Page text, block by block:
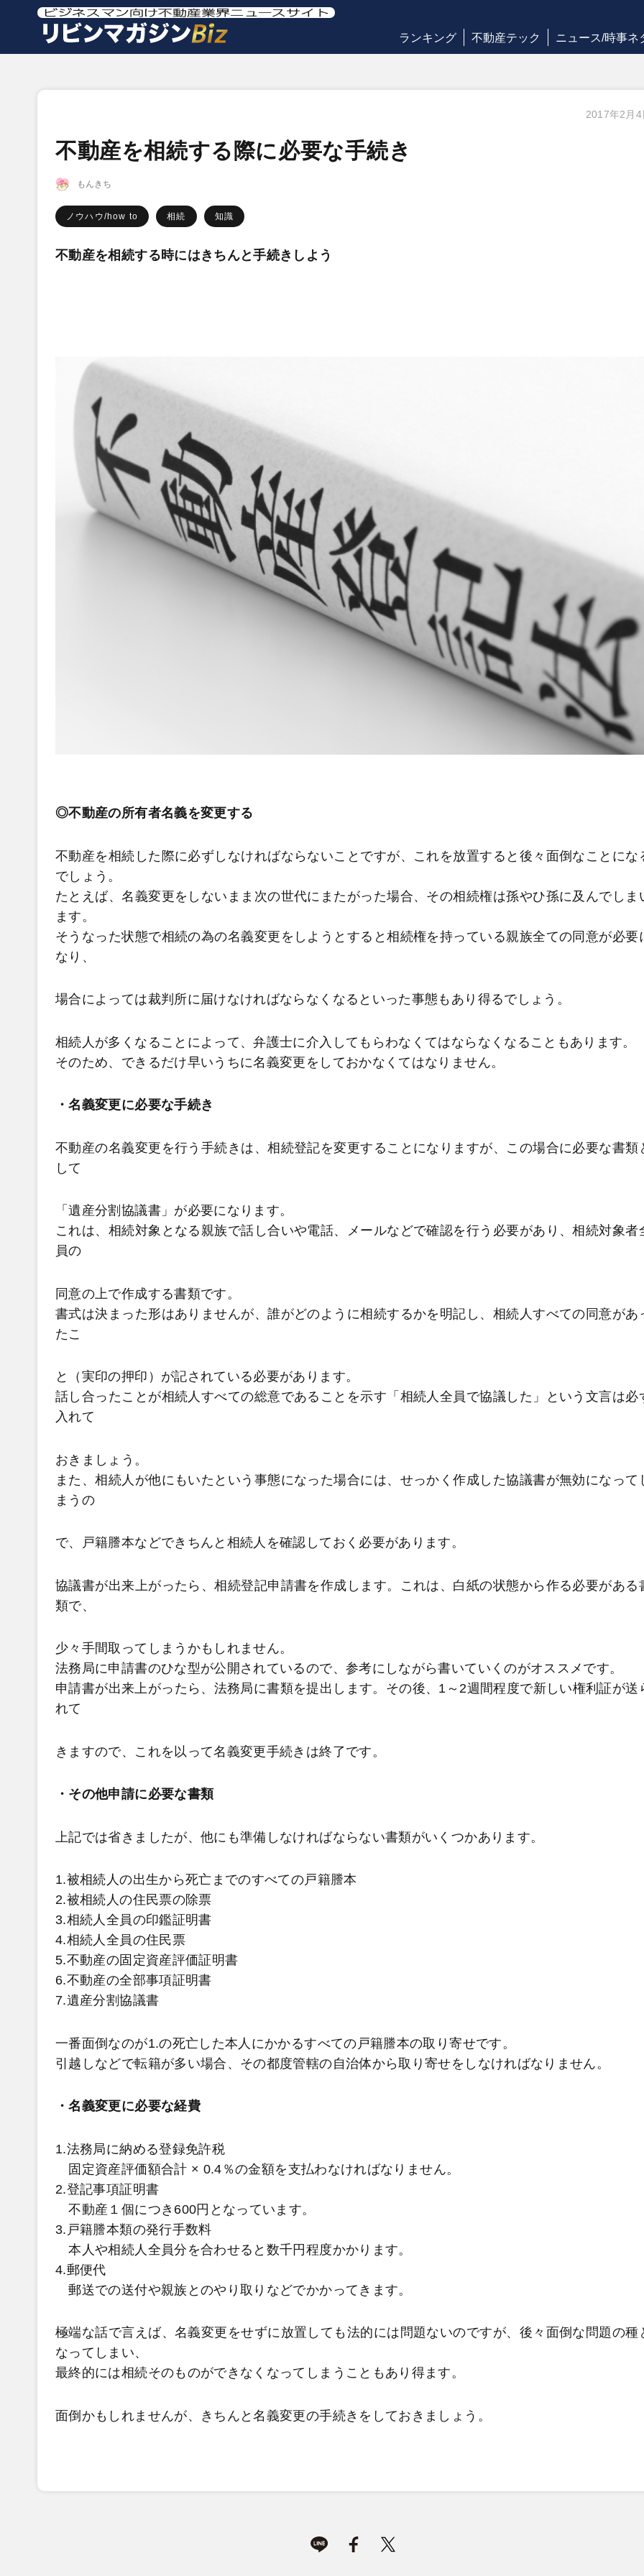
ランキング 不動産テック ニュース/時事ネ
2017年2月4
不動産を相続する際に必要な手続き
もんきち
ノウハウ/how to 相続 知識
不動産を相続する時にはきちんと手続きしよう
◎不動産の所有者名義を変更する
不動産を相続した際に必ずしなければならないことですが、これを放置すると後々面倒なことにな
でしょう。
たとえば、名義変更をしないまま次の世代にまたがった場合、その相続権は孫やひ孫に及んでしま
ます。
そうなった状態で相続の為の名義変更をしようとすると相続権を持っている親族全ての同意が必要
なり、
場合によっては裁判所に届けなければならなくなるといった事態もあり得るでしょう。
相続人が多くなることによって、弁護士に介入してもらわなくてはならなくなることもあります。
そのため、できるだけ早いうちに名義変更をしておかなくてはなりません。
・名義変更に必要な手続き
不動産の名義変更を行う手続きは、相続登記を変更することになりますが、この場合に必要な書類
して
「遺産分割協議書」が必要になります。
これは、相続対象となる親族で話し合いや電話、メールなどで確認を行う必要があり、相続対象者
員の
同意の上で作成する書類です。
書式は決まった形はありませんが、誰がどのように相続するかを明記し、相続人すべての同意があ
たこ
と（実印の押印）が記されている必要があります。
話し合ったことが相続人すべての総意であることを示す「相続人全員で協議した」という文言は必
入れて
おきましょう。
また、相続人が他にもいたという事態になった場合には、せっかく作成した協議書が無効になって
まうの
で、戸籍謄本などできちんと相続人を確認しておく必要があります。
協議書が出来上がったら、相続登記申請書を作成します。これは、白紙の状態から作る必要がある
類で、
少々手間取ってしまうかもしれません。
法務局に申請書のひな型が公開されているので、参考にしながら書いていくのがオススメです。
申請書が出来上がったら、法務局に書類を提出します。その後、1～2週間程度で新しい権利証が送
れて
きますので、これを以って名義変更手続きは終了です。
・その他申請に必要な書類
上記では省きましたが、他にも準備しなければならない書類がいくつかあります。
1.被相続人の出生から死亡までのすべての戸籍謄本
2.被相続人の住民票の除票
3.相続人全員の印鑑証明書
4.相続人全員の住民票
5.不動産の固定資産評価証明書
6.不動産の全部事項証明書
7.遺産分割協議書
一番面倒なのが1.の死亡した本人にかかるすべての戸籍謄本の取り寄せです。
引越しなどで転籍が多い場合、その都度管轄の自治体から取り寄せをしなければなりません。
・名義変更に必要な経費
1.法務局に納める登録免許税
固定資産評価額合計 × 0.4％の金額を支払わなければなりません。
2.登記事項証明書
不動産１個につき600円となっています。
3.戸籍謄本類の発行手数料
本人や相続人全員分を合わせると数千円程度かかります。
4.郵便代
郵送での送付や親族とのやり取りなどでかかってきます。
極端な話で言えば、名義変更をせずに放置しても法的には問題ないのですが、後々面倒な問題の種
なってしまい、
最終的には相続そのものができなくなってしまうこともあり得ます。
面倒かもしれませんが、きちんと名義変更の手続きをしておきましょう。